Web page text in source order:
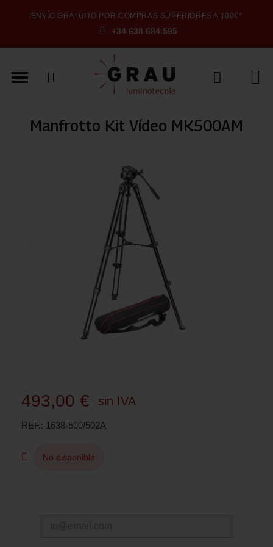
ENVÍO GRATUITO POR COMPRAS SUPERIORES A 100€*
+34 638 684 595
Manfrotto Kit Vídeo MK500AM
493,00 € sin IVA
REF. 1638-500/502A
No disponible